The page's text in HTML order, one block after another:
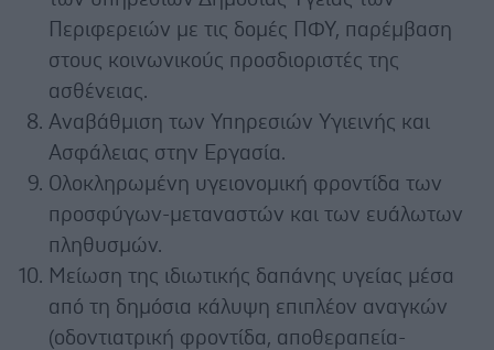
Περιφερειών με τις δομές ΠΦΥ, παρέμβαση
στους κοινωνικούς προσδιοριστές της
ασθένειας.
Αναβάθμιση των Υπηρεσιών Υγιεινής και
Ασφάλειας στην Εργασία.
Ολοκληρωμένη υγειονομική φροντίδα των
προσφύγων-μεταναστών και των ευάλωτων
πληθυσμών.
Μείωση της ιδιωτικής δαπάνης υγείας μέσα
από τη δημόσια κάλυψη επιπλέον αναγκών
(οδοντιατρική φροντίδα, αποθεραπεία-